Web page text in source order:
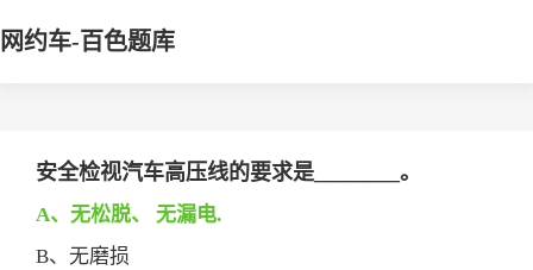
网约车-百色题库
安全检视汽车高压线的要求是________。
A、无松脱、 无漏电.
B、无磨损